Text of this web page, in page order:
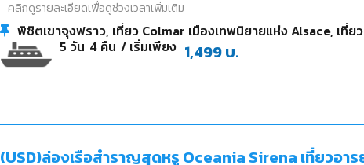
คลิกดูรายละเอียดเพื่อดูช่วงเวลาเพิ่มเติม
พิชิตเขาจุงฟราว, เที่ยว Colmar เมืองเทพนิยายแห่ง Alsace, เที่ย
5 วัน 4คืน / เริ่มเพียง 1,499บ.
(USD)ล่องเรือสำราญสุดหรู Oceania Sirena เที่ยวอา